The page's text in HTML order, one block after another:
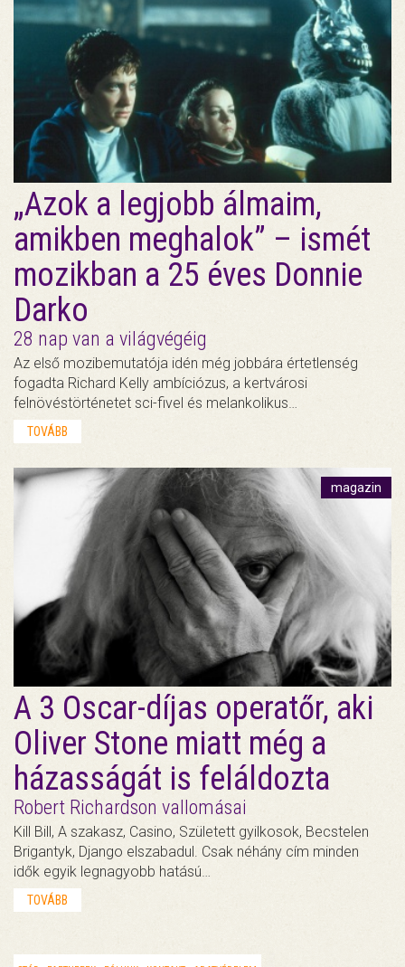
„Azok a legjobb álmaim,
amikben meghalok” – ismét
mozikban a 25 éves Donnie
Darko
28 nap van a világvégéig
Az első mozibemutatója idén még jobbára értetlenség
fogadta Richard Kelly ambíciózus, a kertvárosi
felnövéstörténetet sci-fivel és melankolikus…
TOVÁBB
magazin
A 3 Oscar-díjas operatőr, aki
Oliver Stone miatt még a
házasságát is feláldozta
Robert Richardson vallomásai
Kill Bill, A szakasz, Casino, Született gyilkosok, Becstelen
Brigantyk, Django elszabadul. Csak néhány cím minden
idők egyik legnagyobb hatású…
TOVÁBB